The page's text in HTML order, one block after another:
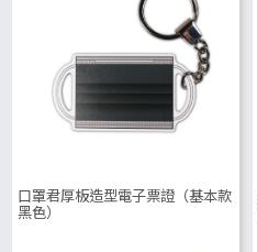
口罩君厚板造型電子票證（基本款
黑色）